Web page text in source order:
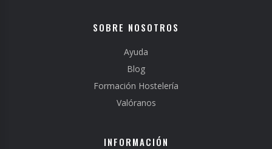
SOBRE NOSOTROS
Ayuda
Blog
Formación Hostelería
Valóranos
INFORMACIÓN